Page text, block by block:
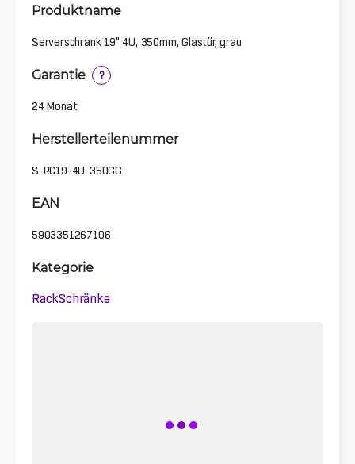
Produktname
Serverschrank 19" 4U, 350mm, Glastür, grau
Garantie ?
24 Monat
Herstellerteilenummer
S-RC19-4U-350GG
EAN
5903351267106
Kategorie
Rack­Schränke